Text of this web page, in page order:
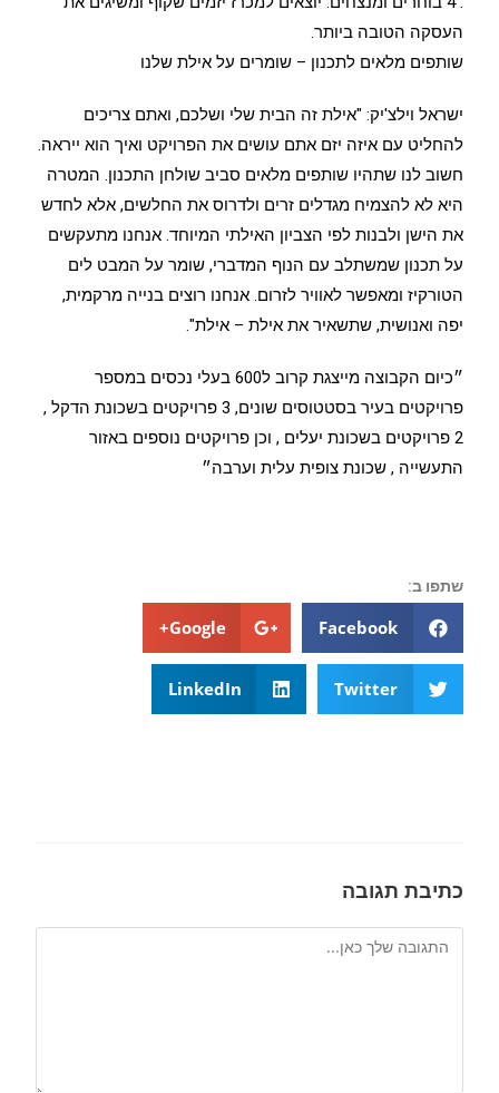
העסקה הטובה ביותר.
שותפים מלאים לתכנון – שומרים על אילת שלנו
ישראל וילצ'יק: "אילת זה הבית שלי ושלכם, ואתם צריכים
להחליט עם איזה יזם אתם עושים את הפרויקט ואיך הוא ייראה.
חשוב לנו שתהיו שותפים מלאים סביב שולחן התכנון. המטרה
היא לא להצמיח מגדלים זרים ולדרוס את החלשים, אלא לחדש
את הישן ולבנות לפי הצביון האילתי המיוחד. אנחנו מתעקשים
על תכנון שמשתלב עם הנוף המדברי, שומר על המבט לים
הטורקיז ומאפשר לאוויר לזרום. אנחנו רוצים בנייה מרקמית,
יפה ואנושית, שתשאיר את אילת – אילת".
״כיום הקבוצה מייצגת קרוב ל600 בעלי נכסים במספר
פרויקטים בעיר בסטטוסים שונים, 3 פרויקטים בשכונת הדקל ,
2 פרויקטים בשכונת יעלים , וכן פרויקטים נוספים באזור
התעשייה , שכונת צופית עלית וערבה״
שתפו ב:
Facebook
Google+
Twitter
LinkedIn
כתיבת תגובה